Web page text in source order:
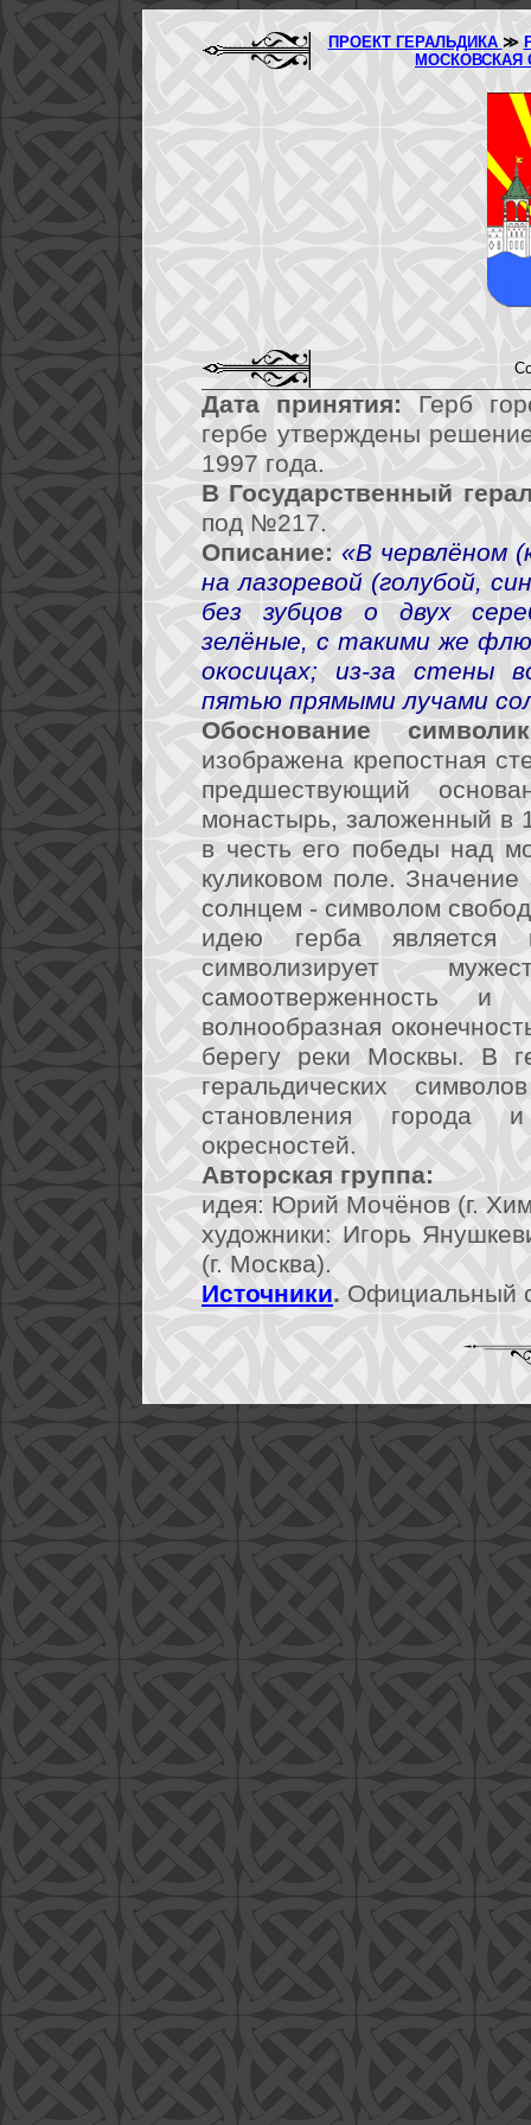
ПРОЕКТ ГЕРАЛЬДИКА ≫
МОСКОВСКАЯ
Дата принятия: Герб
гербе утверждены
1997 года.
В Государственный
под №217.
Описание: «В червлёном
на лазоревой (голубой,
без зубцов о двух
зелёные, с такими же
окосицах; из-за стены
пятью прямыми лучами
Обоснование
изображена крепостная
предшествующий
монастырь, заложенный в
в честь его победы над
куликовом поле.
солнцем - символом
идею герба
символизирует
самоотверженность и
волнообразная
берегу реки Москвы. В
геральдических
становления города
окресностей.
Авторская группа:
идея: Юрий Мочёнов (г.
художники: Игорь
(г. Москва).
Источники. Официальный